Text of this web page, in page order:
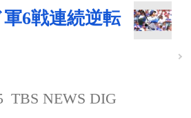
6戦連続逆転
TBS NEWS DIG